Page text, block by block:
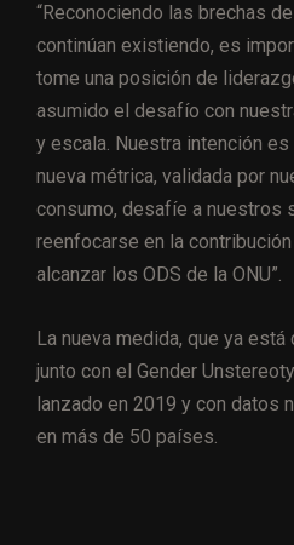
“Reconociendo las brechas
continúan existiendo, es
tome una posición de
asumido el desafío con
y escala. Nuestra intención
nueva métrica, validada por
consumo, desafíe a nuestros
reenfocarse en la
alcanzar los ODS de la ONU”.
La nueva medida, que ya
junto con el Gender
lanzado en 2019 y con datos
en más de 50 países.